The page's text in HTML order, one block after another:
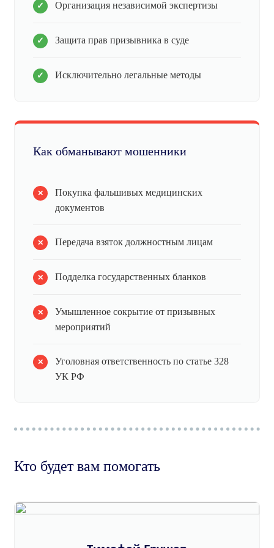
Организация независимой экспертизы
Защита прав призывника в суде
Исключительно легальные методы
Как обманывают мошенники
Покупка фальшивых медицинских
документов
Передача взяток должностным лицам
Подделка государственных бланков
Умышленное сокрытие от призывных
мероприятий
Уголовная ответственность по статье 328
УК РФ
Кто будет вам помогать